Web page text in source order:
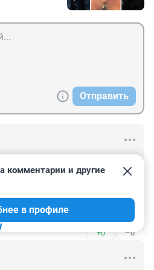
Отправить
развелось халявщики
по морде надавали
потому что просто, от
просто так
+0 –0
комментарии и другие
в профиле